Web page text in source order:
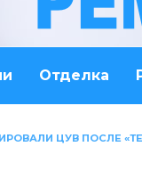
Отделка
ЦУВ ПОСЛЕ